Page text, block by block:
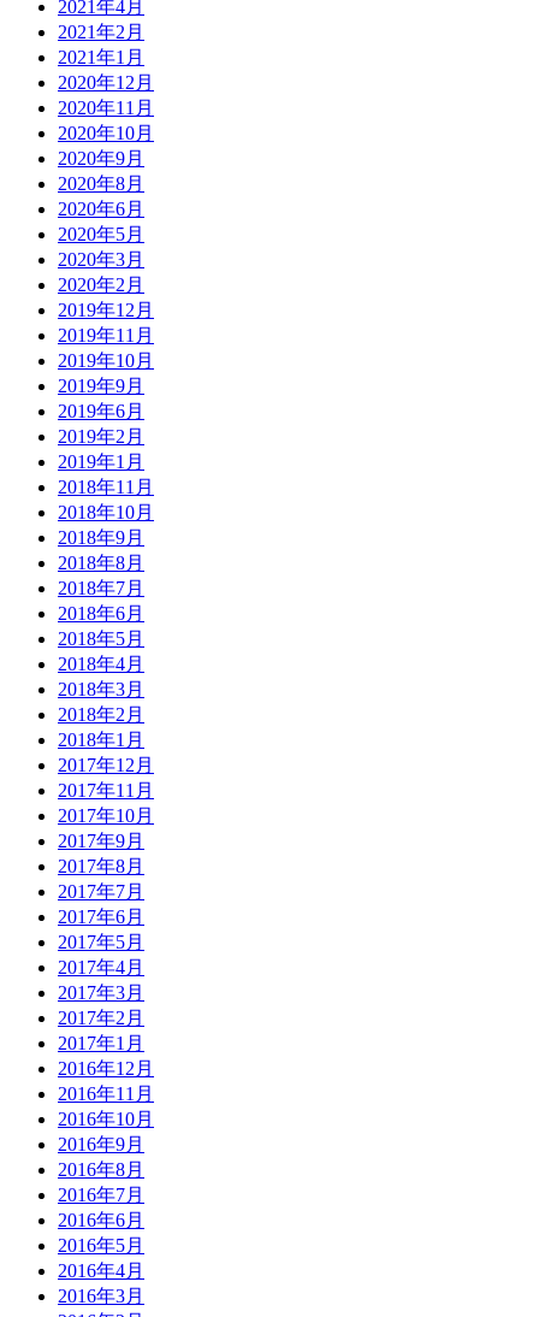
2021年4月
2021年2月
2021年1月
2020年12月
2020年11月
2020年10月
2020年9月
2020年8月
2020年6月
2020年5月
2020年3月
2020年2月
2019年12月
2019年11月
2019年10月
2019年9月
2019年6月
2019年2月
2019年1月
2018年11月
2018年10月
2018年9月
2018年8月
2018年7月
2018年6月
2018年5月
2018年4月
2018年3月
2018年2月
2018年1月
2017年12月
2017年11月
2017年10月
2017年9月
2017年8月
2017年7月
2017年6月
2017年5月
2017年4月
2017年3月
2017年2月
2017年1月
2016年12月
2016年11月
2016年10月
2016年9月
2016年8月
2016年7月
2016年6月
2016年5月
2016年4月
2016年3月